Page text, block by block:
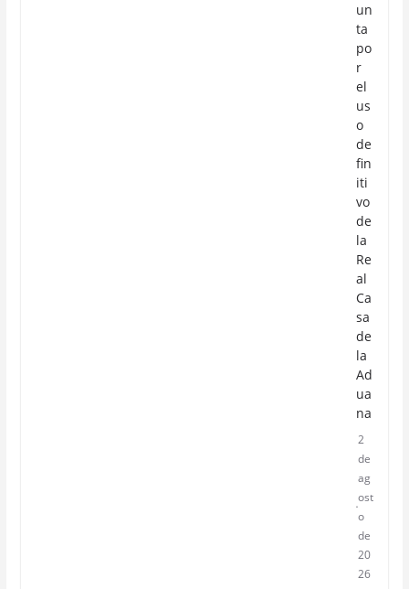
un
ta
po
r
el
us
o
de
fin
iti
vo
de
la
Re
al
Ca
sa
de
la
Ad
ua
na
2
de
ag
ost
o
de
20
26